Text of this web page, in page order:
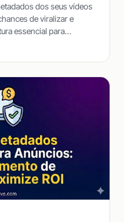
dos seus vídeos
de viralizar e
essencial para
e afiliados de